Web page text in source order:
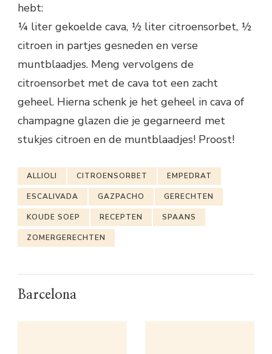
hebt:
¼ liter gekoelde cava, ½ liter citroensorbet, ½
citroen in partjes gesneden en verse
muntblaadjes. Meng vervolgens de
citroensorbet met de cava tot een zacht
geheel. Hierna schenk je het geheel in cava of
champagne glazen die je gegarneerd met
stukjes citroen en de muntblaadjes! Proost!
ALLIOLI CITROENSORBET EMPEDRAT
ESCALIVADA GAZPACHO GERECHTEN
KOUDE SOEP RECEPTEN SPAANS
ZOMERGERECHTEN
Barcelona